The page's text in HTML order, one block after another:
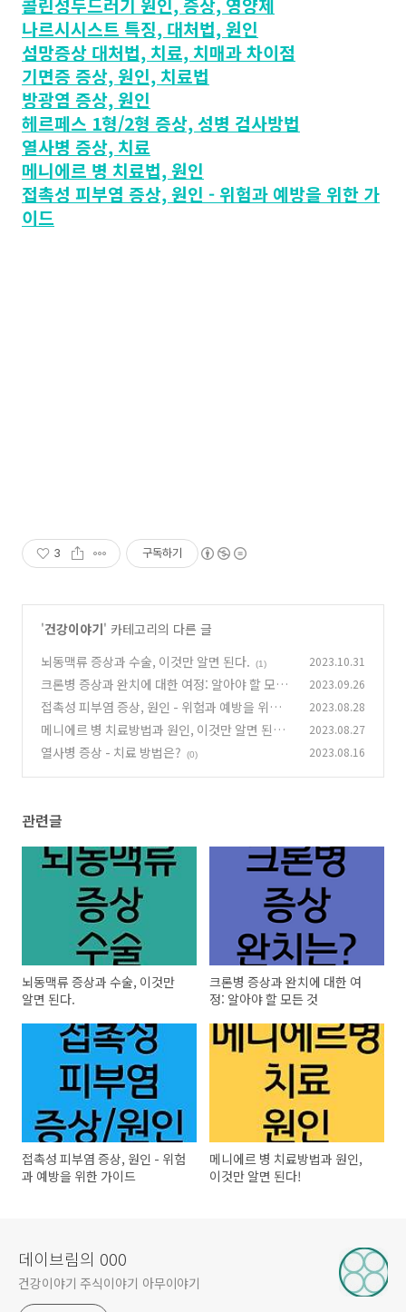
콜린성두드러기 원인, 증상, 영양제
나르시시스트 특징, 대처법, 원인
섬망증상 대처법, 치료, 치매과 차이점
기면증 증상, 원인, 치료법
방광염 증상, 원인
헤르페스 1형/2형 증상, 성병 검사방법
열사병 증상, 치료
메니에르 병 치료법, 원인
접촉성 피부염 증상, 원인 - 위험과 예방을 위한 가
이드
3 구독하기
'건강이야기' 카테고리의 다른 글
뇌동맥류 증상과 수술, 이것만 알면 된다.
(1) 2023.10.31
크론병 증상과 완치에 대한 여정: 알아야 할 모든
것
(3)
2023.09.26
접촉성 피부염 증상, 원인 - 위험과 예방을 위한
가이드
(22)
2023.08.28
메니에르 병 치료방법과 원인, 이것만 알면 된다!
(2)
2023.08.27
열사병 증상 - 치료 방법은? (0) 2023.08.16
관련글
뇌동맥류 증상과 수술, 이것만
알면 된다.
크론병 증상과 완치에 대한 여
정: 알아야 할 모든 것
접촉성 피부염 증상, 원인 - 위험
과 예방을 위한 가이드
메니에르 병 치료방법과 원인,
이것만 알면 된다!
데이브림의 000
건강이야기 주식이야기 아무이야기